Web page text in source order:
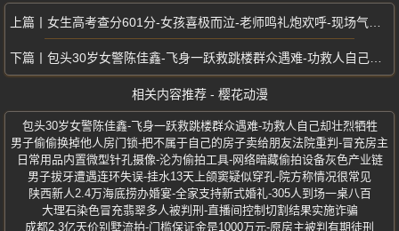
女生高考查分601分-女孩喜极而泣-老师鸣礼炮欢呼-现场气氛热烈
包头30岁女警陈佳鑫-飞身一跃救跳楼群众遇难-功救人自己却壮烈牺牲
相关内容推荐 - 樱花动漫
包头30岁女警陈佳鑫-飞身一跃救跳楼群众遇难-功救人自己却壮烈牺牲
男子偷偷换掉他人房门锁-把不属于自己的房子卖给朋友法院重判-冒充房主
日常用品内置微型针孔摄像-沦为偷拍工具-网络暗藏偷拍设备灰色产业链
男子拔牙遭遇连环失误-挂水13天上颌窦疑似穿孔-院方称情况很常见
陕西新人2.4万海底捞办婚宴-全家支持新式婚礼-305人到场一桌八百
大理石染色冒充翡翠多人被判刑-直播间控制切割结果实施诈骗
成都2.3亿天价别墅流拍-门槛保证金是1000万元-原房主被判有期徒刑